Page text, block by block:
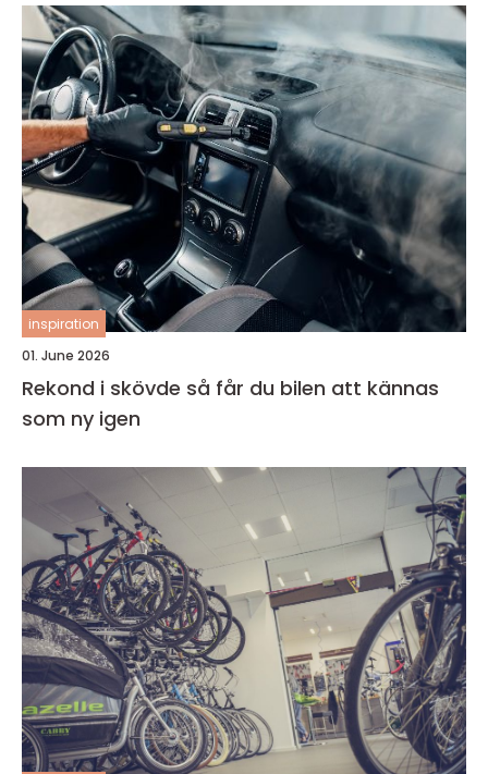
inspiration
01. June 2026
Rekond i skövde så får du bilen att kännas
som ny igen